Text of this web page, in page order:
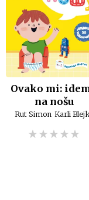
Ovako mi:
na nošu
Rut Simon Karli
★★★★★
★★★★★
★★★★★